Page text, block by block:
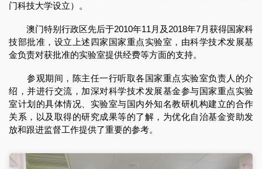
门科技大学设立）。
澳门特别行政区先后于2010年11月及2018年7月获得国家科
技部批准，设立上述四家国家重点实验室，由科学技术发展基
金负责对获批准的实验室提供经费等方面的支持。
参观期间，陈主任一行听取各国家重点实验室负责人的介
绍，并进行交流，加深对科学技术发展基金参与国家重点实验
室计划的具体情况、实验室与国内外知名教研机构建立的合作
关系，以及取得的研究成果等的了解，为优化自治基金资助发
放和跟进监督工作提供了重要的参考。